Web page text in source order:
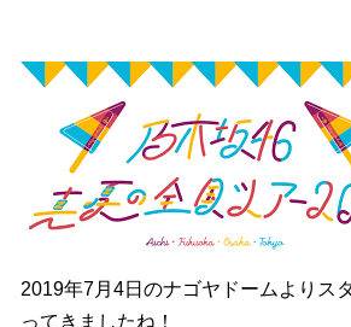
2019年7月4日のナゴヤドームよりス
ってきましたね！